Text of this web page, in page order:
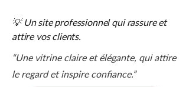
💡 Un site professionnel qui rassure et
attire vos clients.
“Une vitrine claire et élégante, qui attire
le regard et inspire confiance.”